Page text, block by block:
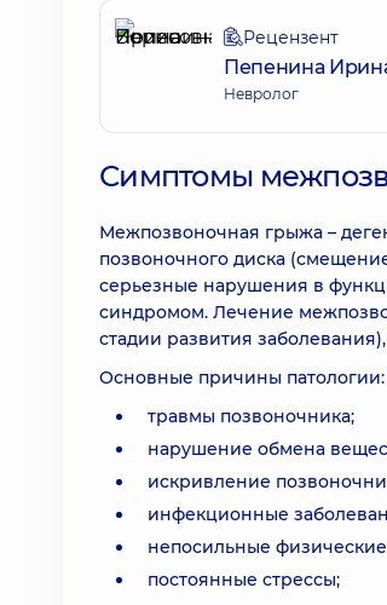
Рецензент
Пепенина
Невролог
Симптомы
Межпозвоночная грыжа –
позвоночного диска
серьезные нарушения в
синдромом. Лечение
стадии развития
Основные причины патологии:
травмы позвоночника;
нарушение обмена
искривление
инфекционные
непосильные
постоянные стрессы;